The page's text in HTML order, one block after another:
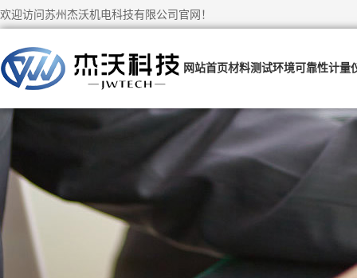
欢迎访问苏州杰沃机电科技有限公司官网！
网站首页材料测试环境可靠性计量